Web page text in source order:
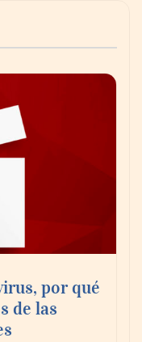
Bar: una
el
por qué
de las